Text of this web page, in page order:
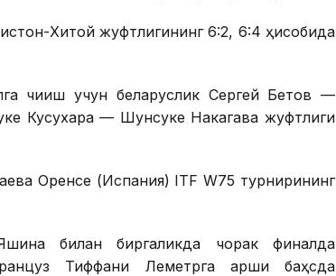
Хитой жуфтлигининг 6:2, 6:4 ҳисобида
чиқиш учун беларуслик Сергей Бетов —
Кусухара — Шунсуке Накагава жуфтлиги
Оренсе (Испания) ITF W75 турнирининг
билан биргаликда чорак финалда
Тиффани Леметрга қарши баҳсда